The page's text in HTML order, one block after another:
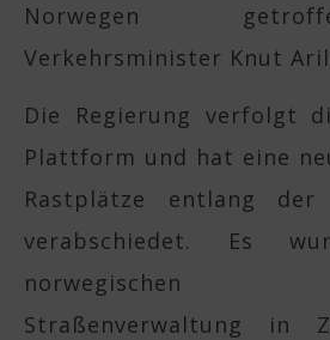
Norwegen
Verkehrsminister Knut
Die Regierung verfolgt
Plattform und hat eine
Rastplätze entlang der
verabschiedet. Es
norwegischen
Straßenverwaltung in